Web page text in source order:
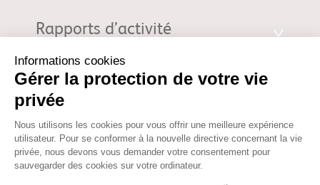
Rapports d’activité
Fondation d'entreprise Bristol-Myers Squibb pour la Recherche en
Immuno-Oncologie. 3 Rue Joseph Monier - 92500 Rueil-Malmaison |
fondation@bms.com
© 2026 Fondation d'entreprise Bristol-Myers Squibb pour la
Recherche en Immuno-Oncologie. Propriété de la Fondation
d'entreprise Bristol-Myers Squibb pour la Recherche en Immuno-
Oncologie. Tous droits réservés. Votre utilisation des informations sur
ce site est soumise aux termes de nos